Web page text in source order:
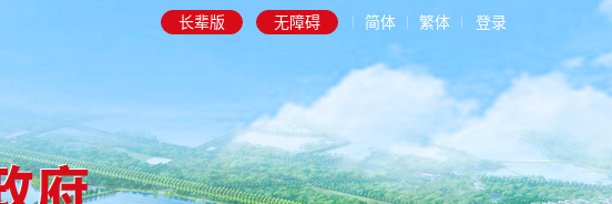
长辈版 无障碍 简体 繁体 登录